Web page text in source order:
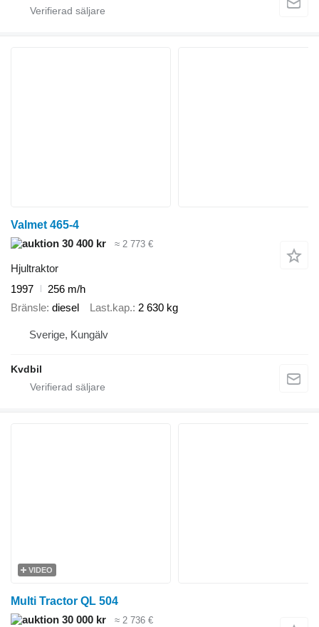
Valmet 465-4
30 400 kr
≈ 2 773 €
Hjultraktor
1997
256 m/h
Bränsle diesel Last.kap. 2 630 kg
Sverige, Kungälv
Kvdbil
VIDEO
Multi Tractor QL 504
30 000 kr
≈ 2 736 €